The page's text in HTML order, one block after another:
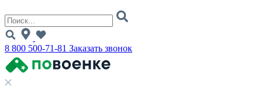
8 800 500-71-81 Заказать звонок